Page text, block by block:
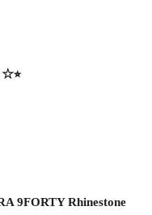
9FORTY Rhinestone